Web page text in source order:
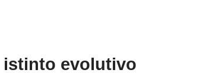
istinto evolutivo